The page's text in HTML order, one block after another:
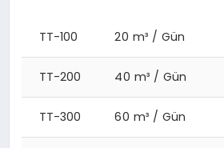
TT-100 20 m³ / Gün
TT-200 40 m³ / Gün
TT-300 60 m³ / Gün